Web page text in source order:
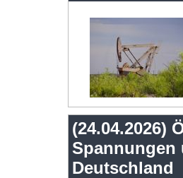
(24.04.2026)
Spannungen
Deutschland